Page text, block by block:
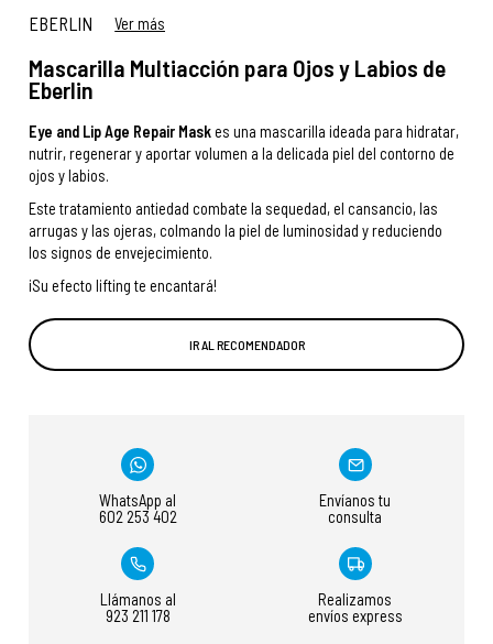
EBERLIN Ver más
Mascarilla Multiacción para Ojos y Labios de
Eberlin
Eye and Lip Age Repair Maskes una mascarilla ideada para hidratar,
nutrir, regenerar y aportar volumen a la delicada piel del contorno de
ojos y labios.
Este tratamiento antiedad combate la sequedad, el cansancio, las
arrugas y las ojeras, colmando la piel de luminosidad y reduciendo
los signos de envejecimiento.
¡Su efecto lifting te encantará!
IR AL RECOMENDADOR
WhatsApp al
602 253 402
Envíanos tu
consulta
Llámanos al
923 211 178
Realizamos
envíos express